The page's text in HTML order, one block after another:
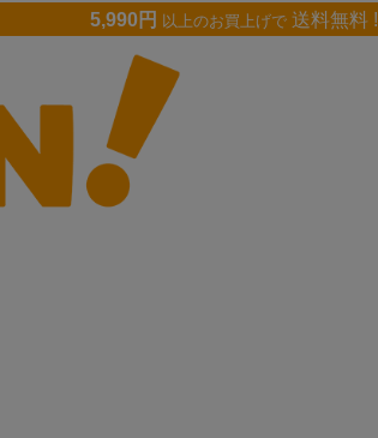
5,990円 以上のお買上げで 送料無料 !